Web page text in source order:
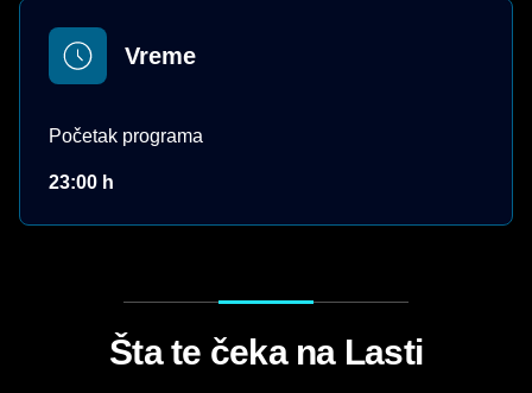
Vreme
Početak programa
23:00 h
Šta te čeka na Lasti